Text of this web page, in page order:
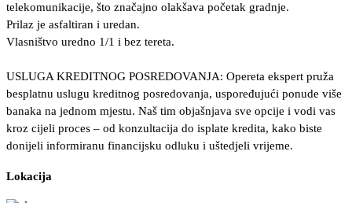
telekomunikacije, što značajno olakšava početak gradnje.
Prilaz je asfaltiran i uredan.
Vlasništvo uredno 1/1 i bez tereta.
USLUGA KREDITNOG POSREDOVANJA: Opereta ekspert pruža
besplatnu uslugu kreditnog posredovanja, uspoređujući ponude više
banaka na jednom mjestu. Naš tim objašnjava sve opcije i vodi vas
kroz cijeli proces – od konzultacija do isplate kredita, kako biste
donijeli informiranu financijsku odluku i uštedjeli vrijeme.
Lokacija